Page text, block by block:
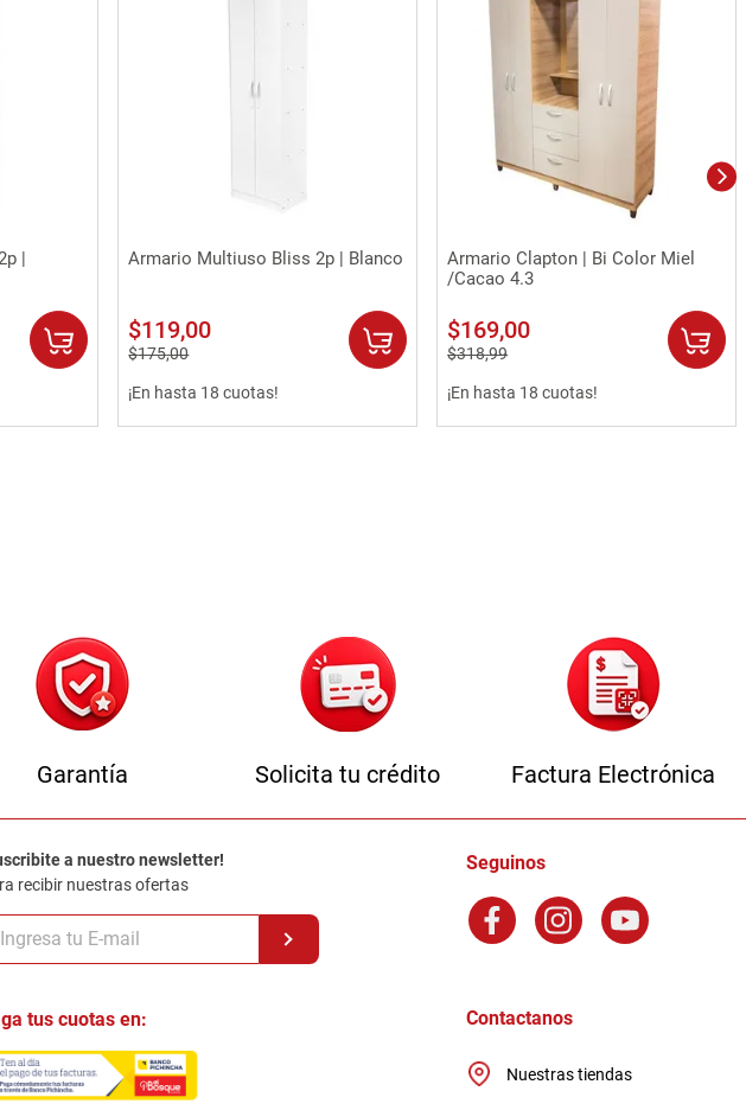
|
Vista rápida
Armario Multiuso Bliss 2p | Blanco
$119,00
$175,00
¡En hasta 18 cuotas!
Vista rápida
Armario Clapton | Bi Color Miel
/Cacao 4.3
$169,00
$318,99
¡En hasta 18 cuotas!
Garantía Solicita tu crédito Factura Electrónica
a nuestro newsletter!
recibir nuestras ofertas
tus cuotas en:
Seguinos
Contactanos
Nuestras tiendas